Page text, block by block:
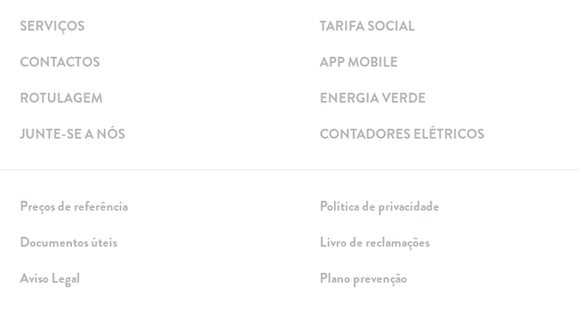
Painéis Solares
Excedentes de Produção
Energia verde
Mobilidade Elétrica
Carregar em Casa
Empresas
Rede de lojas
Leituras
SERVIÇOS
CONTACTOS
ROTULAGEM
JUNTE-SE A NÓS
TARIFA SOCIAL
APP MOBILE
ENERGIA VERDE
CONTADORES ELÉTRICOS
Preços de referência
Documentos úteis
Aviso Legal
Política de privacidade
Livro de reclamações
Plano prevenção